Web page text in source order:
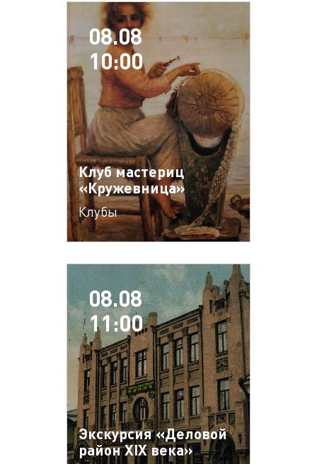
08.08
10:00
Клуб мастериц
«Кружевница»
Клубы
08.08
11:00
Экскурсия «Деловой
район XIX века»